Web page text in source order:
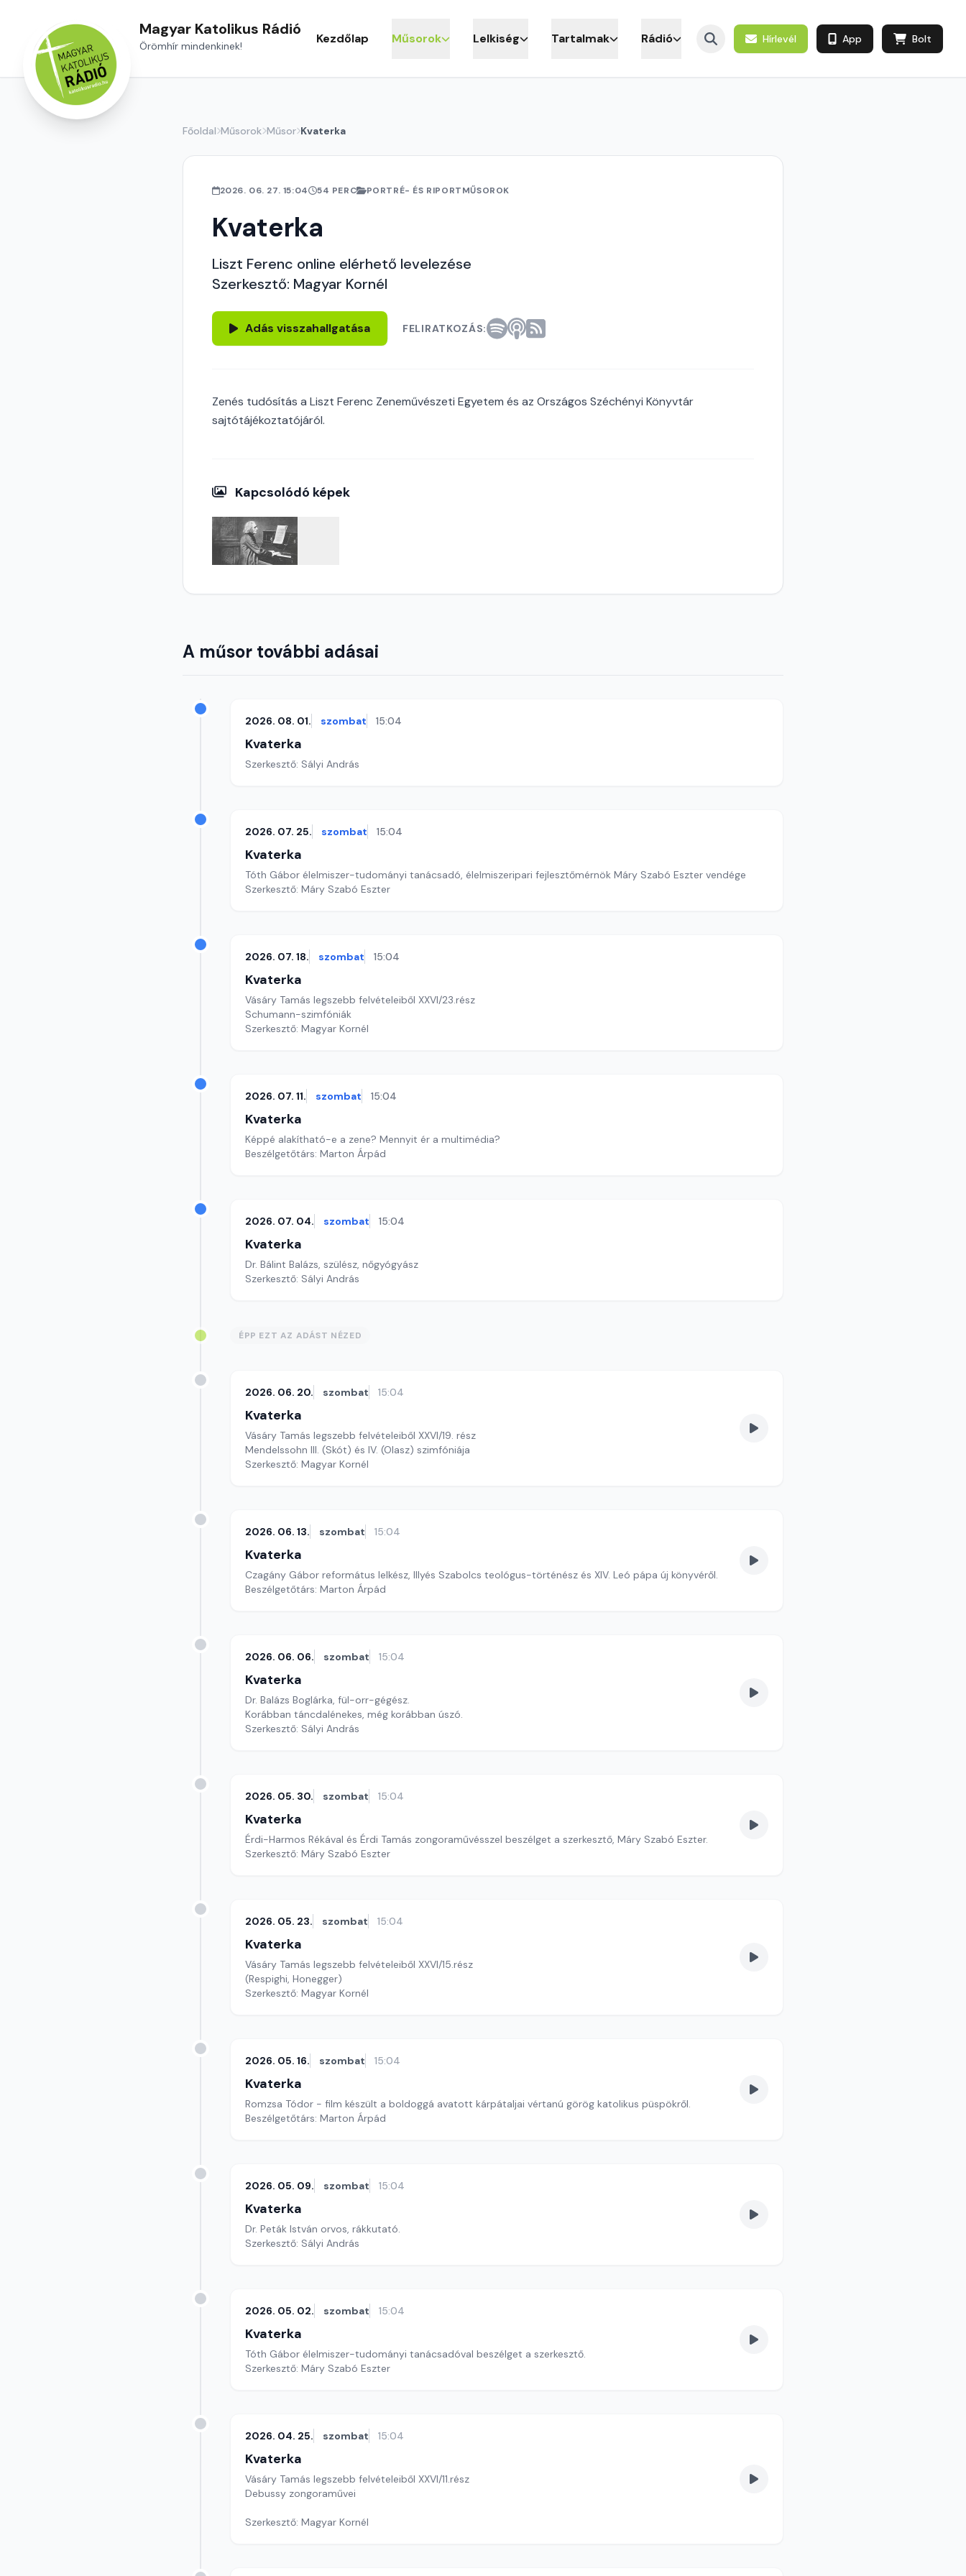
Magyar Katolikus Rádió
Örömhír mindenkinek! Kezdőlap Műsorok Lelkiség Tartalmak Rádió Hírlevél App Bolt
Főoldal Műsorok Műsor Kvaterka
2026. 06. 27. 15:04 54 PERC PORTRÉ- ÉS RIPORTMŰSOROK
Kvaterka
Liszt Ferenc online elérhető levelezése
Szerkesztő: Magyar Kornél
Adás visszahallgatása FELIRATKOZÁS:
Zenés tudósítás a Liszt Ferenc Zeneművészeti Egyetem és az Országos Széchényi Könyvtár
sajtótájékoztatójáról.
Kapcsolódó képek
A műsor további adásai
2026. 08. 01. szombat 15:04
Kvaterka
Szerkesztő: Sályi András
2026. 07. 25. szombat 15:04
Kvaterka
Tóth Gábor élelmiszer-tudományi tanácsadó, élelmiszeripari fejlesztőmérnök Máry Szabó Eszter vendége
Szerkesztő: Máry Szabó Eszter
2026. 07. 18. szombat 15:04
Kvaterka
Vásáry Tamás legszebb felvételeiből XXVI/23.rész
Schumann-szimfóniák
Szerkesztő: Magyar Kornél
2026. 07. 11. szombat 15:04
Kvaterka
Képpé alakítható-e a zene? Mennyit ér a multimédia?
Beszélgetőtárs: Marton Árpád
2026. 07. 04. szombat 15:04
Kvaterka
Dr. Bálint Balázs, szülész, nőgyógyász
Szerkesztő: Sályi András
ÉPP EZT AZ ADÁST NÉZED
2026. 06. 20. szombat 15:04
Kvaterka
Vásáry Tamás legszebb felvételeiből XXVI/19. rész
Mendelssohn III. (Skót) és IV. (Olasz) szimfóniája
Szerkesztő: Magyar Kornél
2026. 06. 13. szombat 15:04
Kvaterka
Czagány Gábor református lelkész, Illyés Szabolcs teológus-történész és XIV. Leó pápa új könyvéről.
Beszélgetőtárs: Marton Árpád
2026. 06. 06. szombat 15:04
Kvaterka
Dr. Balázs Boglárka, fül-orr-gégész.
Korábban táncdalénekes, még korábban úszó.
Szerkesztő: Sályi András
2026. 05. 30. szombat 15:04
Kvaterka
Érdi-Harmos Rékával és Érdi Tamás zongoraművésszel beszélget a szerkesztő, Máry Szabó Eszter.
Szerkesztő: Máry Szabó Eszter
2026. 05. 23. szombat 15:04
Kvaterka
Vásáry Tamás legszebb felvételeiből XXVI/15.rész
(Respighi, Honegger)
Szerkesztő: Magyar Kornél
2026. 05. 16. szombat 15:04
Kvaterka
Romzsa Tódor - film készült a boldoggá avatott kárpátaljai vértanú görög katolikus püspökről.
Beszélgetőtárs: Marton Árpád
2026. 05. 09. szombat 15:04
Kvaterka
Dr. Peták István orvos, rákkutató.
Szerkesztő: Sályi András
2026. 05. 02. szombat 15:04
Kvaterka
Tóth Gábor élelmiszer-tudományi tanácsadóval beszélget a szerkesztő.
Szerkesztő: Máry Szabó Eszter
2026. 04. 25. szombat 15:04
Kvaterka
Vásáry Tamás legszebb felvételeiből XXVI/11.rész
Debussy zongoraművei
Szerkesztő: Magyar Kornél